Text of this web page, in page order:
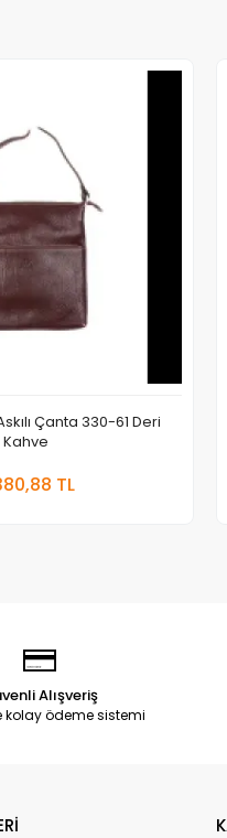
Çanta 330-61 Deri
Kahve
TL
Alışveriş
kolay ödeme sistemi